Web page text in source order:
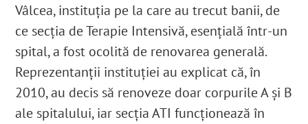
Vâlcea, instituția pe la care au trecut banii, de
ce secția de Terapie Intensivă, esențială într-un
spital, a fost ocolită de renovarea generală.
Reprezentanții instituției au explicat că, în
2010, au decis să renoveze doar corpurile A și B
ale spitalului, iar secția ATI funcționează în